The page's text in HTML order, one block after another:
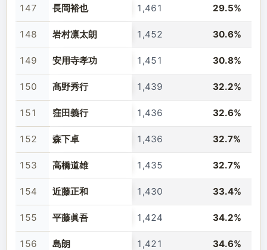
147 長岡裕也 1,461 29.5%
148 岩村凛太朗 1,452 30.6%
149 安用寺孝功 1,451 30.8%
150 髙野秀行 1,439 32.2%
151 窪田義行 1,436 32.6%
152 森下卓 1,436 32.7%
153 高橋道雄 1,435 32.7%
154 近藤正和 1,430 33.4%
155 平藤眞吾 1,424 34.2%
156 島朗 1,421 34.6%